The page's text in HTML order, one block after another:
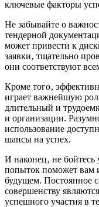
ключевые факторы
Не забывайте о
тендерной
может привести к
заявки‚ тщательно
они соответствуют
Кроме того‚
играет важнейшую
длительный и
и организации.
использование
шансы на успех.
И наконец‚ не
попыток поможет вам
будущем. Постоянное
совершенству
успешного участия в